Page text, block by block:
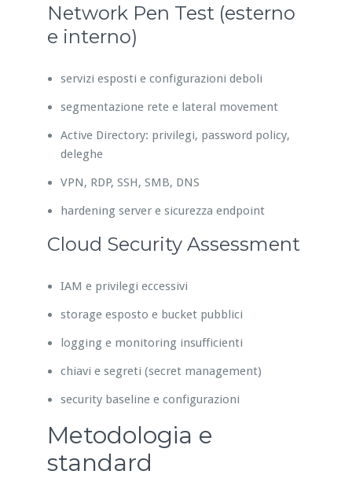
Network Pen Test (esterno
e interno)
servizi esposti e configurazioni deboli
segmentazione rete e lateral movement
Active Directory: privilegi, password policy,
deleghe
VPN, RDP, SSH, SMB, DNS
hardening server e sicurezza endpoint
Cloud Security Assessment
IAM e privilegi eccessivi
storage esposto e bucket pubblici
logging e monitoring insufficienti
chiavi e segreti (secret management)
security baseline e configurazioni
Metodologia e
standard